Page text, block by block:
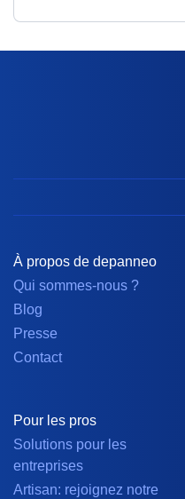
À propos de depanneo
Qui sommes-nous ?
Blog
Presse
Contact
Pour les pros
Solutions pour les
entreprises
Artisan: rejoignez notre